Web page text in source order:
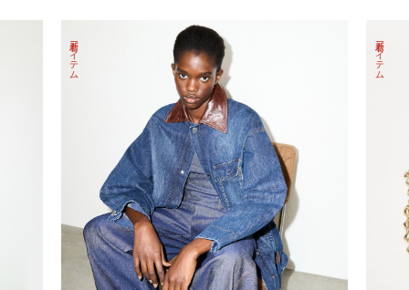
新着アイテム 新着アイテム